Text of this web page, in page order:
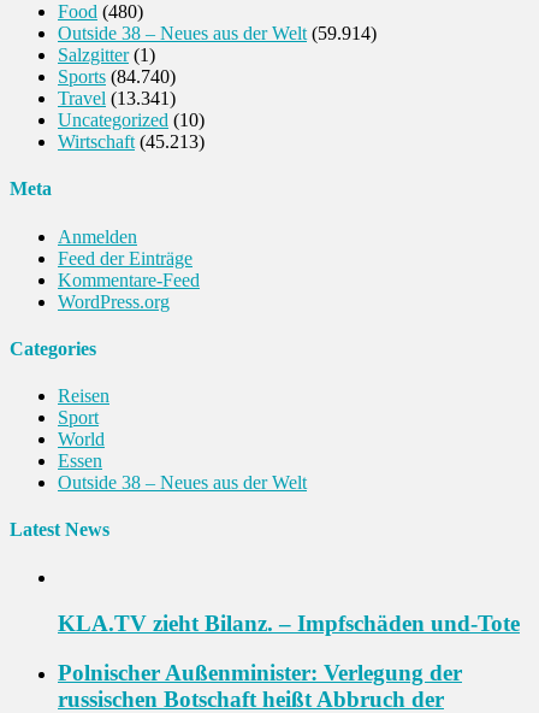
Food (480)
Outside 38 – Neues aus der Welt (59.914)
Salzgitter(1)
Sports (84.740)
Travel (13.341)
Uncategorized (10)
Wirtschaft (45.213)
Meta
Anmelden
Feed der Einträge
Kommentare-Feed
WordPress.org
Categories
Reisen
Sport
World
Essen
Outside 38 – Neues aus der Welt
Latest News
KLA.TV zieht Bilanz. – Impfschäden und-Tote
Polnischer Außenminister: Verlegung der
russischen Botschaft heißt Abbruch der